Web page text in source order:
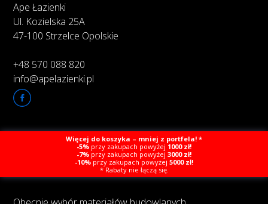
Ape Łazienki
Ul. Kozielska 25A
47-100 Strzelce Opolskie
+48 570 088 820
info@apelazienki.pl
Więcej do koszyka – mniej z portfela! *
-5% przy zakupach powyżej 1000 zł!
-7% przy zakupach powyżej 3000 zł!
-10% przy zakupach powyżej 5000 zł!
* Rabaty nie łączą się.